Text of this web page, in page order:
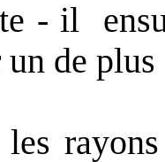
- il
un de